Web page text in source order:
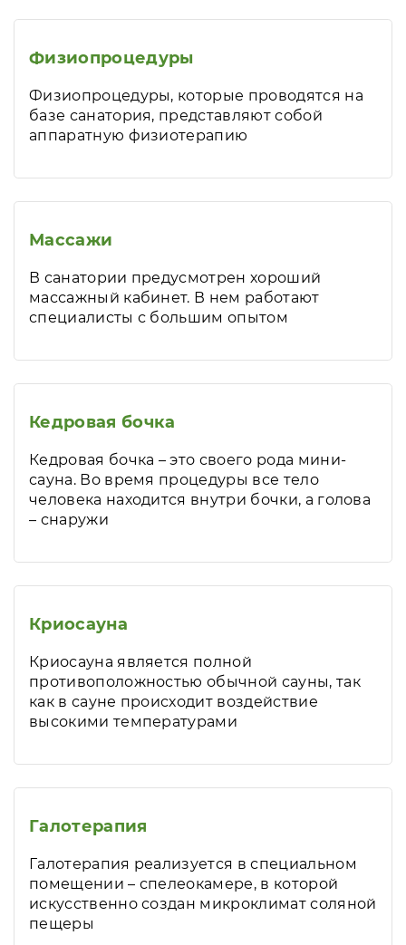
Физиопроцедуры
Физиопроцедуры, которые проводятся на
базе санатория, представляют собой
аппаратную физиотерапию
Массажи
В санатории предусмотрен хороший
массажный кабинет. В нем работают
специалисты с большим опытом
Кедровая бочка
Кедровая бочка – это своего рода мини-
сауна. Во время процедуры все тело
человека находится внутри бочки, а голова
– снаружи
Криосауна
Криосауна является полной
противоположностью обычной сауны, так
как в сауне происходит воздействие
высокими температурами
Галотерапия
Галотерапия реализуется в специальном
помещении – спелеокамере, в которой
искусственно создан микроклимат соляной
пещеры